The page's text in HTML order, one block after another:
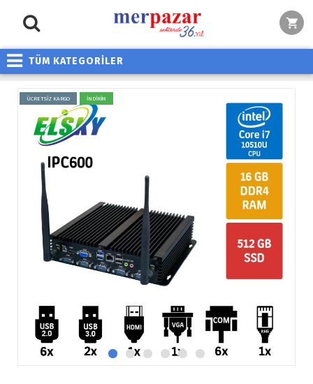
TÜM KATEGORİLER
ÜCRETSİZ KARGO İNDİRİM